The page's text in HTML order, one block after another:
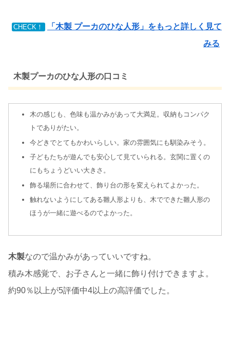
CHECK！
「木製 プーカのひな人形」をもっと詳しく見て
みる
木製プーカのひな人形の口コミ
木の感じも、色味も温かみがあって大満足。収納もコンパク
トでありがたい。
今どきでとてもかわいらしい。家の雰囲気にも馴染みそう。
子どもたちが遊んでも安心して見ていられる。玄関に置くの
にもちょうどいい大きさ。
飾る場所に合わせて、飾り台の形を変えられてよかった。
触れないようにしてある雛人形よりも、木でできた雛人形の
ほうが一緒に遊べるのでよかった。
木製なので温かみがあっていいですね。
積み木感覚で、お子さんと一緒に飾り付けできますよ。
約90％以上が5評価中4以上の高評価でした。